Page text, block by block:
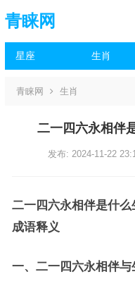
青睐网
星座 生肖
青睐网 生肖
二一四六永相伴
发布: 2024-11-22
二一四六永相伴是什
成语释义
一、二一四六永相伴与